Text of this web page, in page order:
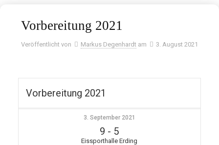
Vorbereitung 2021
Veröffentlicht von Markus Degenhardt am 3. August 2021
Vorbereitung 2021
3. September 2021
9 - 5
Eissporthalle Erding